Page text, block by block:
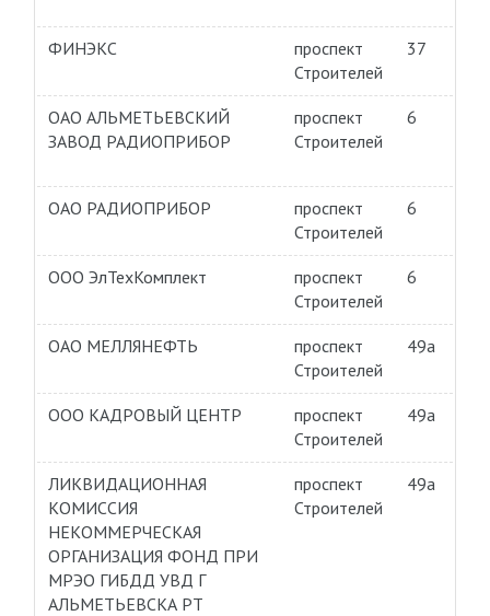
ФИНЭКС
проспект
Строителей
37
ОАО АЛЬМЕТЬЕВСКИЙ
ЗАВОД РАДИОПРИБОР
проспект
Строителей
6
ОАО РАДИОПРИБОР
проспект
Строителей
6
ООО ЭлТехКомплект
проспект
Строителей
6
ОАО МЕЛЛЯНЕФТЬ
проспект
Строителей
49а
ООО КАДРОВЫЙ ЦЕНТР
проспект
Строителей
49а
ЛИКВИДАЦИОННАЯ
КОМИССИЯ
НЕКОММЕРЧЕСКАЯ
ОРГАНИЗАЦИЯ ФОНД ПРИ
МРЭО ГИБДД УВД Г
АЛЬМЕТЬЕВСКА РТ
проспект
Строителей
49а